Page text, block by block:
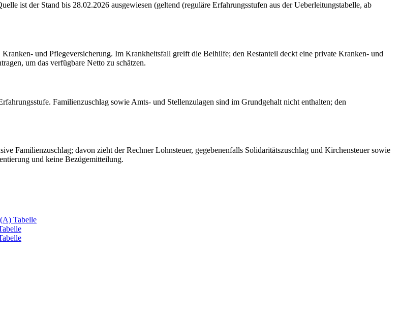
ist der Stand bis 28.02.2026 ausgewiesen (geltend (reguläre Erfahrungsstufen aus der Ueberleitungstabelle, ab
und Pflegeversicherung. Im Krankheitsfall greift die Beihilfe; den Restanteil deckt eine private Kranken- und
um das verfügbare Netto zu schätzen.
Familienzuschlag sowie Amts- und Stellenzulagen sind im Grundgehalt nicht enthalten; den
Familienzuschlag; davon zieht der Rechner Lohnsteuer, gegebenenfalls Solidaritätszuschlag und Kirchensteuer sowie
und keine Bezügemitteilung.
Tabelle